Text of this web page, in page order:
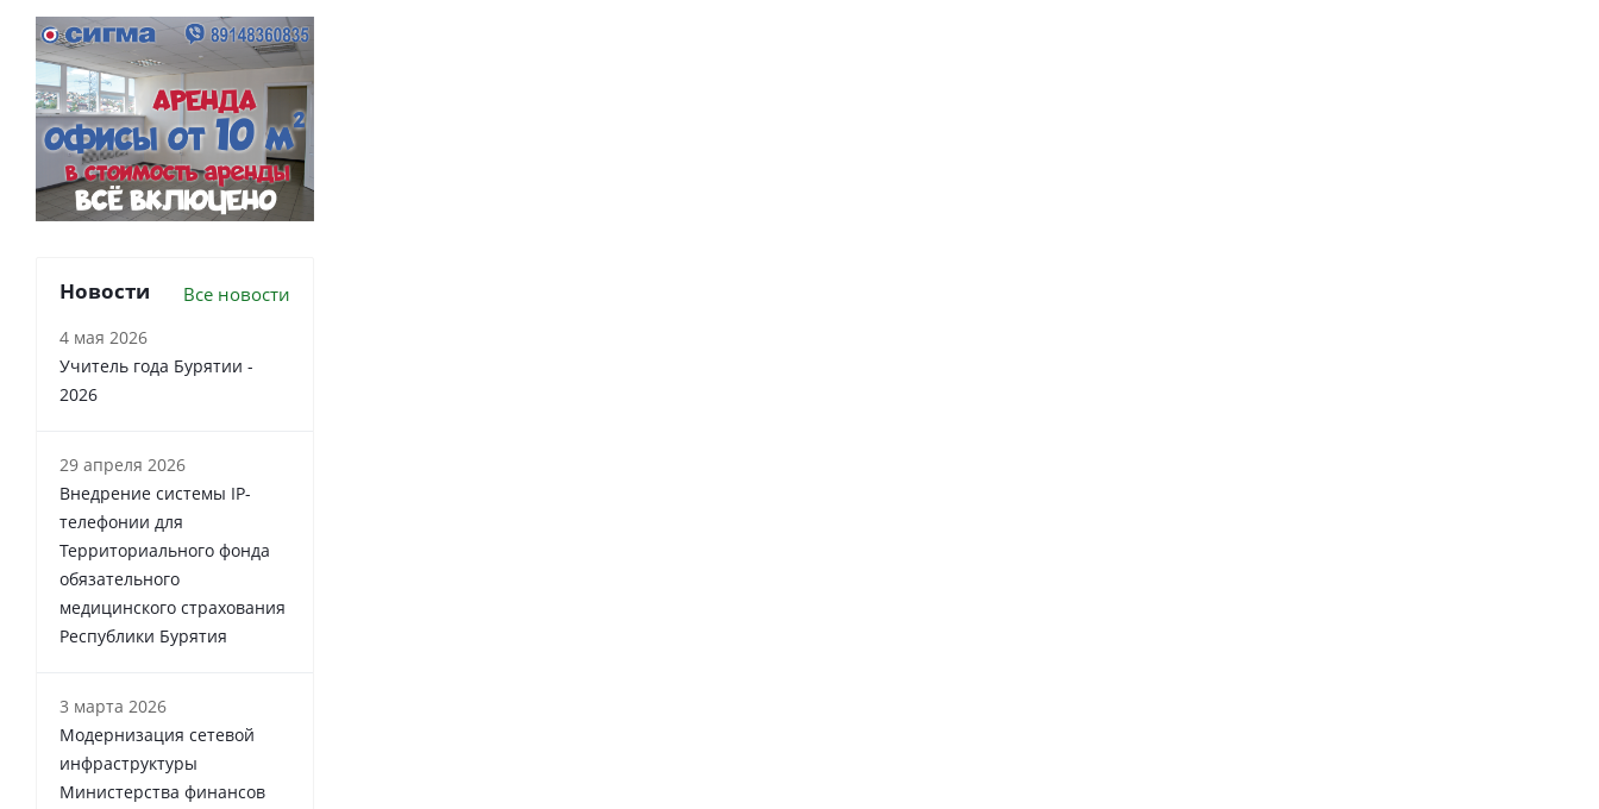
Новости Все новости
4 мая 2026
Учитель года Бурятии -
2026
29 апреля 2026
Внедрение системы IP-
телефонии для
Территориального фонда
обязательного
медицинского страхования
Республики Бурятия
3 марта 2026
Модернизация сетевой
инфраструктуры
Министерства финансов